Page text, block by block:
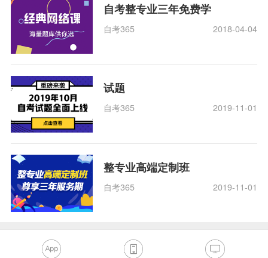
自考整专业三年免费学
自考365 2018-04-04
试题
自考365 2019-11-01
整专业高端定制班
自考365 2019-11-01